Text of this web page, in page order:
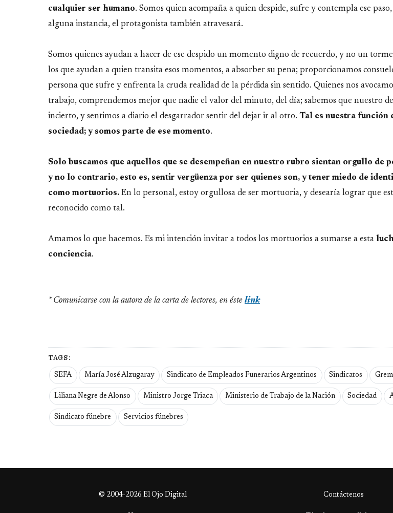
cualquier ser humano. Somos quien acompaña a quien despide, sufre y contempla ese
alguna instancia, el protagonista también atravesará.
Somos quienes ayudan a hacer de ese despido un momento digno de recuerdo, y no un
los que ayudan a quien transita esos momentos, a absorber su pena; proporcionamos
persona que sufre y enfrenta la cruda realidad de la pérdida sin sentido. Quienes nos
trabajo, comprendemos mejor que nadie el valor del minuto, del día; sabemos que nuestro
incierto, y sentimos a diario el desgarrador sentir del dejar ir al otro. Tal es nuestra función
sociedad; y somos parte de ese momento.
Solo buscamos que aquellos que se desempeñan en nuestro rubro sientan orgullo de
y no lo contrario, esto es, sentir vergüenza por ser quienes son, y tener miedo de
como mortuorios. En lo personal, estoy orgullosa de ser mortuoria, y desearía lograr que
reconocido como tal.
Amamos lo que hacemos. Es mi intención invitar a todos los mortuorios a sumarse a esta
conciencia.
* Comunicarse con la autora de la carta de lectores, en éste link
TAGS:
SEFA María José Alzugaray Sindicato de Empleados Funerarios Argentinos Sindicatos
Liliana Negre de Alonso Ministro Jorge Triaca Ministerio de Trabajo de la Nación Sociedad
Sindicato fúnebre Servicios fúnebres
© 2004-2026 El Ojo Digital Contáctenos